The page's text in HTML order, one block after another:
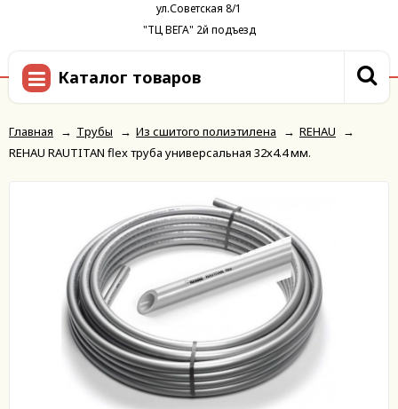
ул.Советская 8/1
"ТЦ ВЕГА" 2й подъезд
Каталог товаров
Главная → Трубы → Из сшитого полиэтилена → REHAU
→
REHAU RAUTITAN flex труба универсальная 32х4.4 мм.